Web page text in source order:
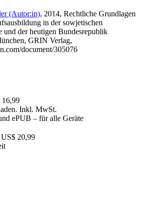
(Autor:in), 2014, Rechtliche Grundlagen
in der sowjetischen
und der heutigen Bundesrepublik
GRIN Verlag,
document/305076
16,99
Inkl. MwSt.
ePUB – für alle Geräte
US$ 20,99